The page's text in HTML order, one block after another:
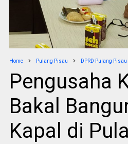
Home Pulang Pisau DPRD Pulang Pisau
Pengusaha
Bakal
Kapal di